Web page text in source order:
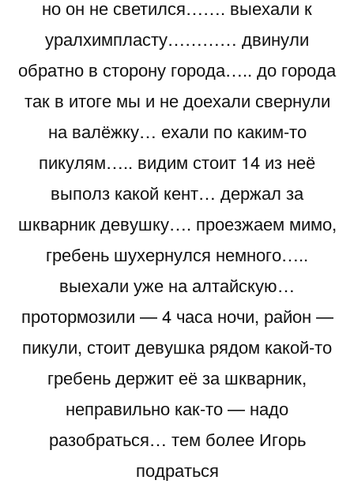
но он не светился……. выехали к
уралхимпласту………… двинули
обратно в сторону города….. до города
так в итоге мы и не доехали свернули
на валёжку… ехали по каким-то
пикулям….. видим стоит 14 из неё
выполз какой кент… держал за
шкварник девушку…. проезжаем мимо,
гребень шухернулся немного…..
выехали уже на алтайскую…
протормозили — 4 часа ночи, район —
пикули, стоит девушка рядом какой-то
гребень держит её за шкварник,
неправильно как-то — надо
разобраться… тем более Игорь
подраться